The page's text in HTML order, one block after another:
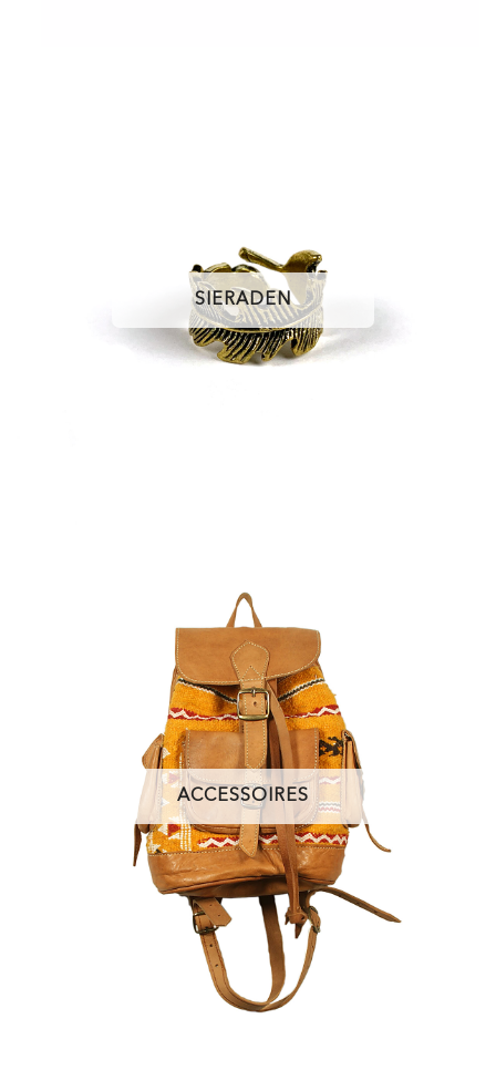
SIERADEN
ACCESSOIRES